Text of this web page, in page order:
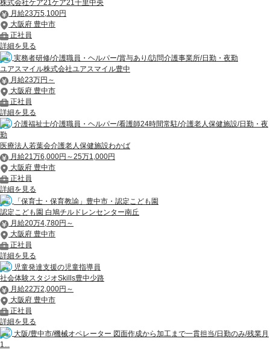
株式会社ケア21ケア21千里中央
月給23万5,100円
大阪府 豊中市
正社員
詳細を見る
実務者研修/介護職員・ヘルパー/賞与あり/訪問介護事業所/日勤・夜勤
ユアスマイル株式会社ユアスマイル豊中
月給23万円～
大阪府 豊中市
正社員
詳細を見る
介護福祉士/介護職員・ヘルパー/看護師24時間常駐/介護老人保健施設/日勤・夜
勤
医療法人若葉会介護老人保健施設わかば
月給21万6,000円～25万1,000円
大阪府 豊中市
正社員
詳細を見る
「保育士・保育教諭」豊中市・認定こども園
認定こども園 白鳩チルドレンセンター南丘
月給20万4,780円～
大阪府 豊中市
正社員
詳細を見る
児童発達支援の児童指導員
社会体験スタジオSkills豊中少路
月給22万2,000円～
大阪府 豊中市
正社員
詳細を見る
大阪/豊中市/機械オペレーター 図面作成から加工まで一貫担当/日勤のみ/残業月
1...